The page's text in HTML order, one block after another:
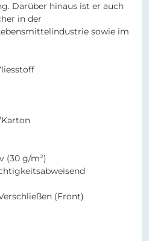
Darüber hinaus ist er auch
in der
sowie im
(30 g/m²)
(Front)